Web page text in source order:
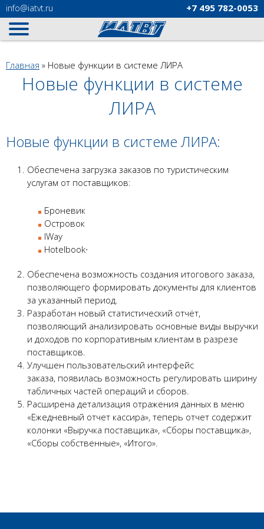
Вы здесь
Главная » Новые функции в системе ЛИРА
Новые функции в системе
ЛИРА
Новые функции в системе ЛИРА:
Обеспечена загрузка заказов по туристическим
услугам от поставщиков:
Броневик
Островок
IWay
Hotelbook∙
Обеспечена возможность создания итогового заказа,
позволяющего формировать документы для клиентов
за указанный период.
Разработан новый статистический отчёт,
позволяющий анализировать основные виды выручки
и доходов по корпоративным клиентам в разрезе
поставщиков.
Улучшен пользовательский интерфейс
заказа, появилась возможность регулировать ширину
табличных частей операций и сборов.
Расширена детализация отражения данных в меню
«Ежедневный отчет кассира», теперь отчет содержит
колонки «Выручка поставщика», «Сборы поставщика»,
«Сборы собственные», «Итого».
+7 495 782-0053
info@iatvt.ru